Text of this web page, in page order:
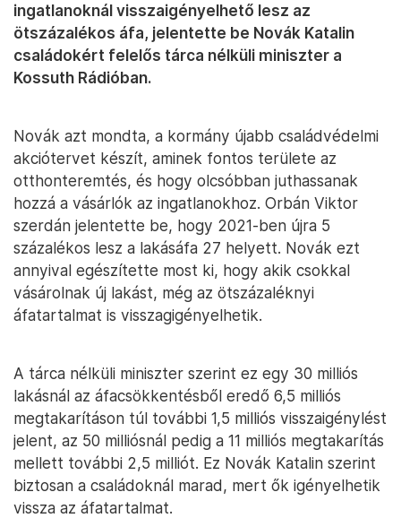
ingatlanoknál visszaigényelhető lesz az
ötszázalékos áfa, jelentette be Novák Katalin
családokért felelős tárca nélküli miniszter a
Kossuth Rádióban.
Novák azt mondta, a kormány újabb családvédelmi
akciótervet készít, aminek fontos területe az
otthonteremtés, és hogy olcsóbban juthassanak
hozzá a vásárlók az ingatlanokhoz. Orbán Viktor
szerdán jelentette be, hogy 2021-ben újra 5
százalékos lesz a lakásáfa 27 helyett. Novák ezt
annyival egészítette most ki, hogy akik csokkal
vásárolnak új lakást, még az ötszázaléknyi
áfatartalmat is visszagigényelhetik.
A tárca nélküli miniszter szerint ez egy 30 milliós
lakásnál az áfacsökkentésből eredő 6,5 milliós
megtakarításon túl további 1,5 milliós visszaigénylést
jelent, az 50 milliósnál pedig a 11 milliós megtakarítás
mellett további 2,5 milliót. Ez Novák Katalin szerint
biztosan a családoknál marad, mert ők igényelhetik
vissza az áfatartalmat.